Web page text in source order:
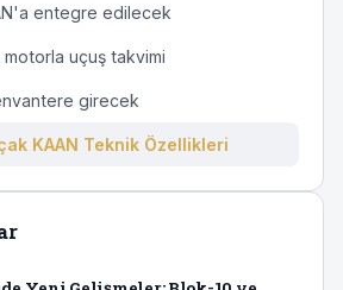
entegre edilecek
motorla uçuş takvimi
girecek
KAAN Teknik Özellikleri